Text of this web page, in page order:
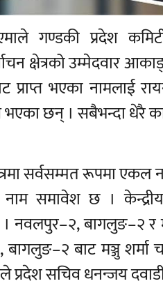
गण्डकी प्रदेश
क्षेत्रको उम्मेदवार
प्राप्त भएका नामलाई
भएका छन् । सबैभन्दा धेरै
सर्वसम्मत रूपमा
समावेश छ ।
। नवलपुर–२,
बागलुङ–२ बाट मञ्जु
सचिव धनन्जय